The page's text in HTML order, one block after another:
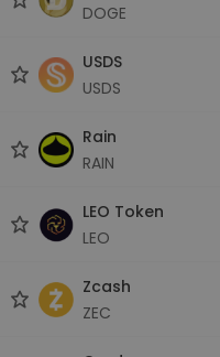
DOGE
USDS
USDS
Rain
RAIN
LEO Token
LEO
Zcash
ZEC